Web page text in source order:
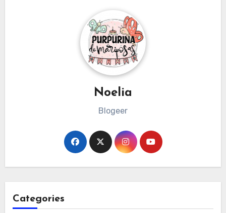
Noelia
Blogeer
Categories